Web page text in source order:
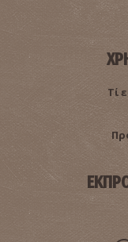
Νεολιθικό
ΜΟΥΣΕΙΑ
Τί